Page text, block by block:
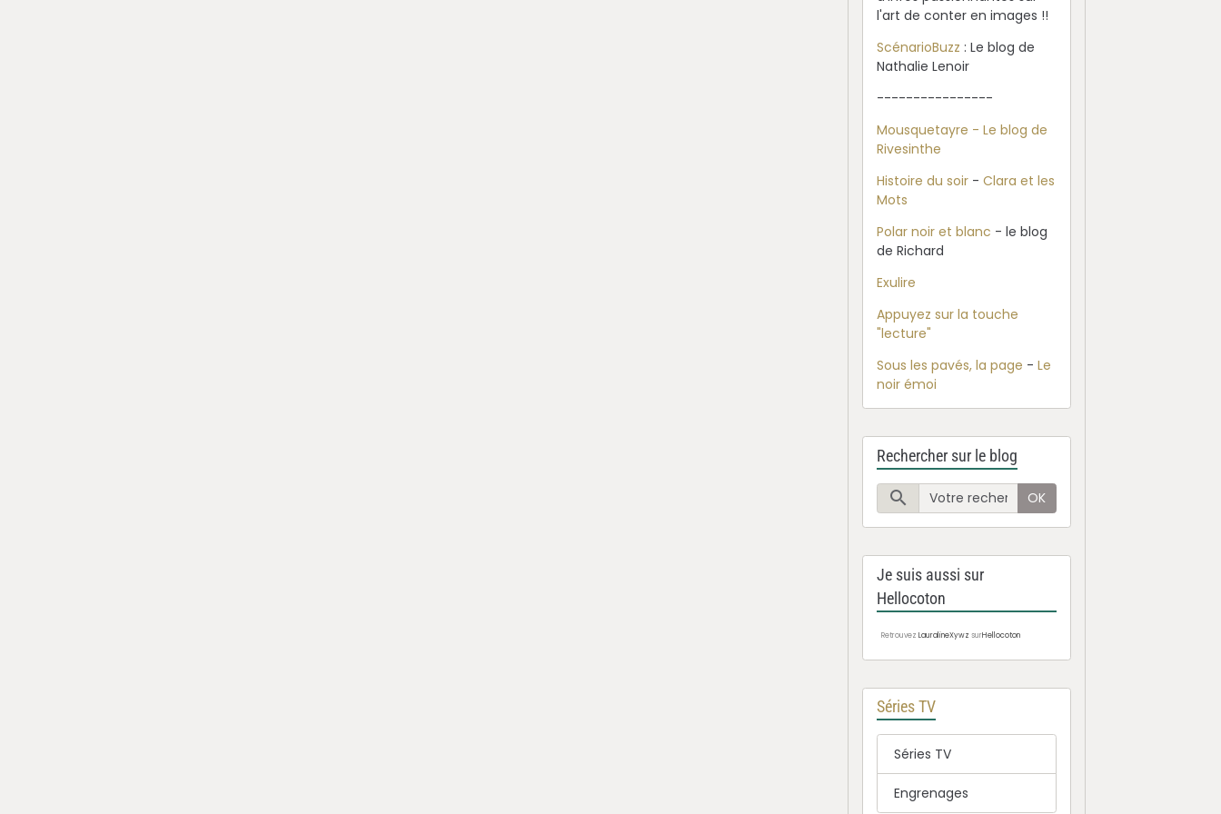
l'art de conter en images !!
ScénarioBuzz : Le blog de
Nathalie Lenoir
----------------
Mousquetayre - Le blog de
Rivesinthe
Histoire du soir -Clara et les
Mots
Polar noir et blanc - le blog
de Richard
Exulire
Appuyez sur la touche
"lecture"
Sous les pavés, la page -Le
noir émoi
Rechercher sur le blog
OK
Je suis aussi sur
Hellocoton
RetrouvezLauralineXywz surHellocoton
Séries TV
Séries TV
Engrenages